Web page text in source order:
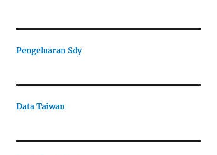
Pengeluaran Sdy
Data Taiwan